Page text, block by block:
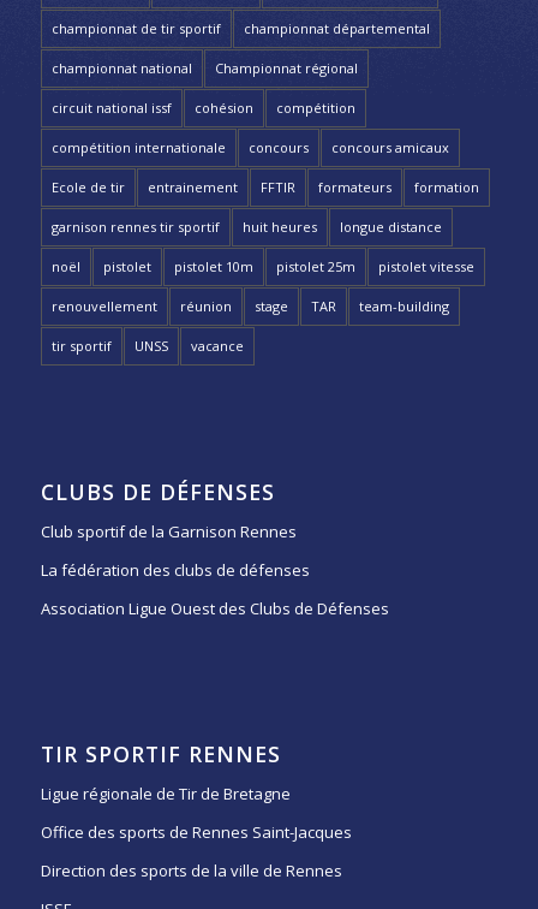
championnat de tir sportif championnat départemental
championnat national Championnat régional
circuit national issf cohésion compétition
compétition internationale concours concours amicaux
Ecole de tir entrainement FFTIR formateurs formation
garnison rennes tir sportif huit heures longue distance
noël pistolet pistolet 10m pistolet 25m pistolet vitesse
renouvellement réunion stage TAR team-building
tir sportif UNSS vacance
CLUBS DE DÉFENSES
Club sportif de la Garnison Rennes
La fédération des clubs de défenses
Association Ligue Ouest des Clubs de Défenses
TIR SPORTIF RENNES
Ligue régionale de Tir de Bretagne
Office des sports de Rennes Saint-Jacques
Direction des sports de la ville de Rennes